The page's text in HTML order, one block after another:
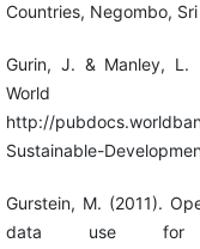
Countries, Negombo,
Gurin, J. & Manley, L.
http://
Sustainable-
Gurstein, M. (2011).
data use for